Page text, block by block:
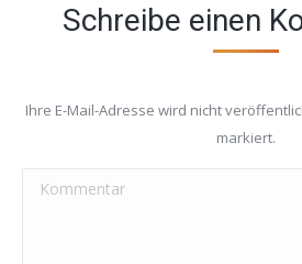
Schreibe einen
Ihre E-Mail-Adresse wird nicht
markiert.
Kommentar